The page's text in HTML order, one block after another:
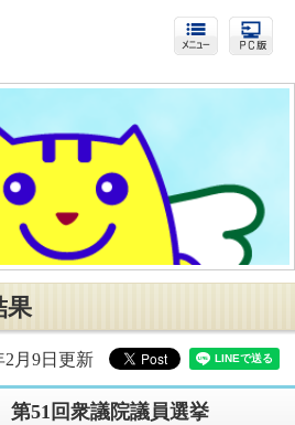
果
月9日更新
51回衆議院議員選挙